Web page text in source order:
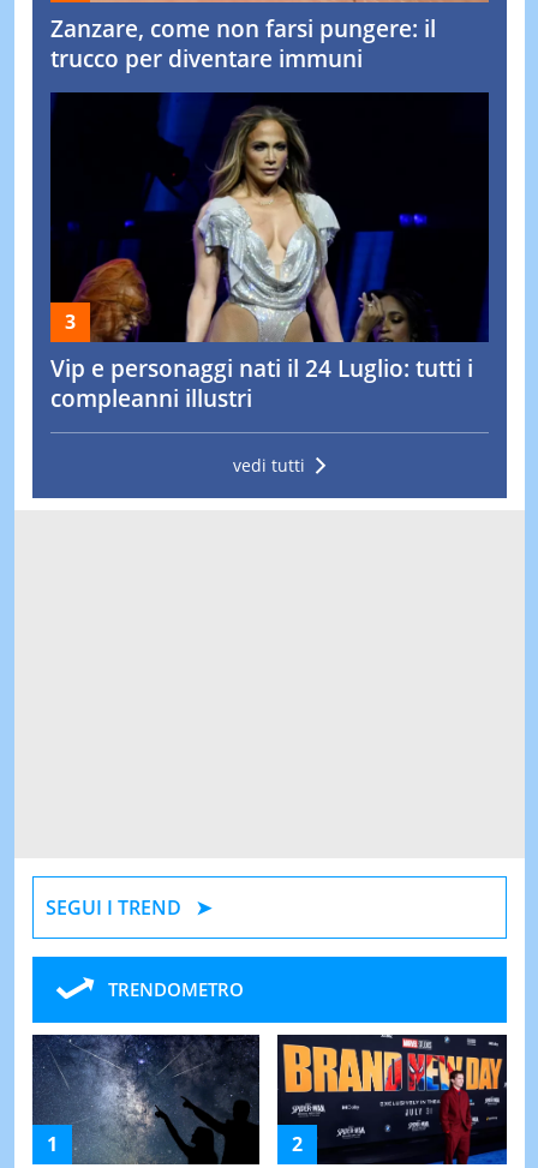
Zanzare, come non farsi pungere: il
trucco per diventare immuni
Vip e personaggi nati il 24 Luglio: tutti i
compleanni illustri
vedi tutti
SEGUI I TREND
TRENDOMETRO